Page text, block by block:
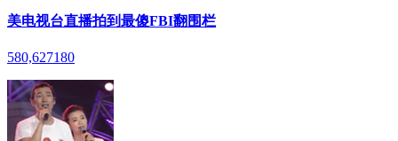
美电视台直播拍到最傻FBI翻围栏
580,627180